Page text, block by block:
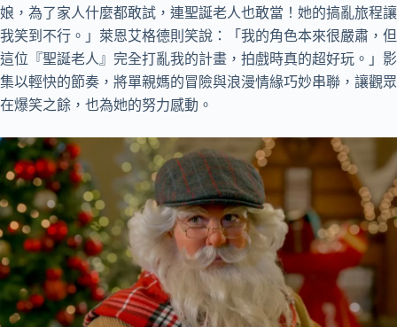
娘，為了家人什麼都敢試，連聖誕老人也敢當！她的搞亂旅程讓
我笑到不行。」萊恩艾格德則笑說：「我的角色本來很嚴肅，但
這位『聖誕老人』完全打亂我的計畫，拍戲時真的超好玩。」影
集以輕快的節奏，將單親媽的冒險與浪漫情緣巧妙串聯，讓觀眾
在爆笑之餘，也為她的努力感動。